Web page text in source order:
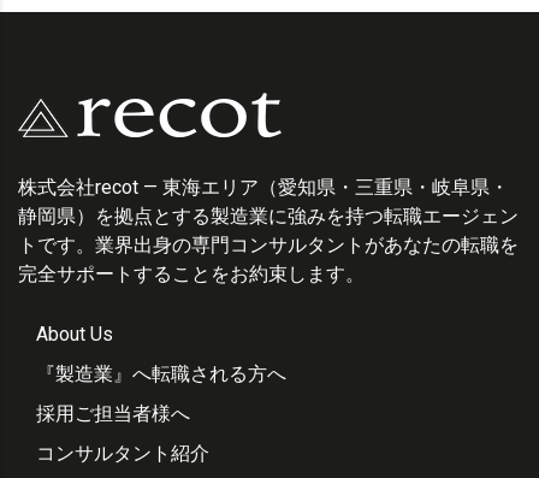
株式会社recot — 東海エリア（愛知県・三重県・岐阜県・
静岡県）を拠点とする製造業に強みを持つ転職エージェン
トです。業界出身の専門コンサルタントがあなたの転職を
完全サポートすることをお約束します。
About Us
『製造業』へ転職される方へ
採用ご担当者様へ
コンサルタント紹介